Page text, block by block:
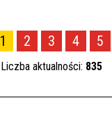
1 2 3 4 5
Liczba aktualności: 835